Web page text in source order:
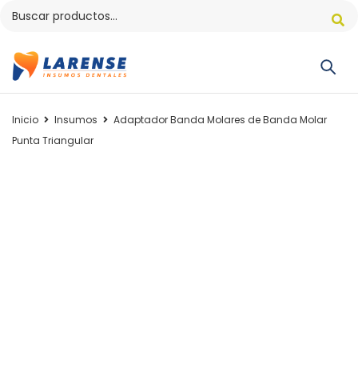
Inicio Insumos
Adaptador Banda Molares de Banda Molar
Punta Triangular